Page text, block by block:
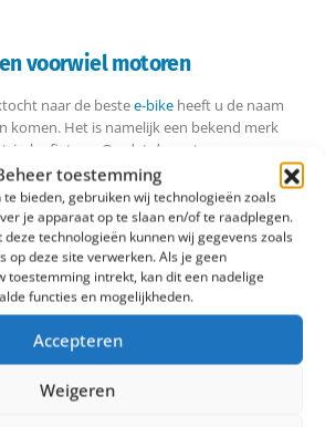
toestemming
bieden, gebruiken wij technologieën zoals
je apparaat op te slaan en/of te raadplegen.
technologieën kunnen wij gegevens zoals
op deze site verwerken. Als je geen
toestemming intrekt, kan dit een nadelige
functies en mogelijkheden.
Accepteren
Weigeren
voorwiel motoren
naar de bestee-bike heeft u de naam
komen. Het is namelijk een bekend merk
fietsen. Omdat de motor een zeer
een e-bike is, is het goed om stil te staan bij
Een Bafang motor kenmerkt zich
keuze en het volgen van de nieuwste
van motoren voor elektrische